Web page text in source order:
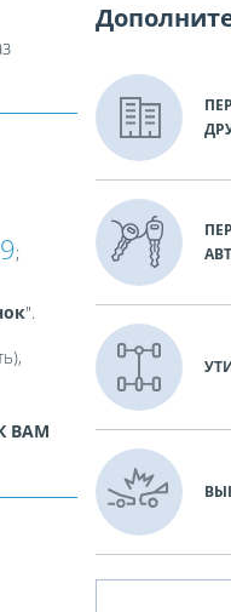
;
".
ВАМ